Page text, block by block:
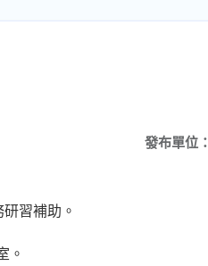
發布單位：
習補助。
。